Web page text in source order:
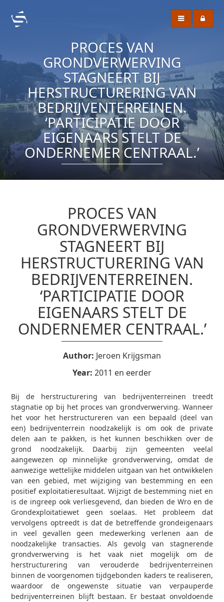
PROCES VAN
GRONDVERWERVING
STAGNEERT BIJ
HERSTRUCTURERING VAN
BEDRIJVENTERREINEN.
‘PARTICIPATIE DOOR
EIGENAARS STELT DE
ONDERNEMER CENTRAAL.’
PROCES VAN
GRONDVERWERVING
STAGNEERT BIJ
HERSTRUCTURERING VAN
BEDRIJVENTERREINEN.
‘PARTICIPATIE DOOR
EIGENAARS STELT DE
ONDERNEMER CENTRAAL.’
Author: Jeroen Krijgsman
Year: 2011 en eerder
Bij de herstructurering van bedrijventerreinen treedt
stagnatie op bij het proces van grondverwerving. Wanneer
het voor het herstructureren van een bepaald (deel van
een) bedrijventerrein noodzakelijk is om ook de private
delen aan te pakken, is het kunnen beschikken over de
grond noodzakelijk. Daarbij zijn gemeenten veelal
aangewezen op minnelijke grondverwerving, omdat de
aanwezige wettelijke middelen uitgaan van het ontwikkelen
van een gebied, met wijziging van bestemming en een
positief exploitatieresultaat. Wijzigt de bestemming niet en
is de ingreep ook verliesgevend, dan bieden de Wro en de
Grondexploitatiewet geen soelaas. Het probleem dat
vervolgens optreedt is dat de betreffende grondeigenaars
in veel gevallen geen medewerking verlenen aan de
noodzakelijke transacties. Als gevolg van stagnerende
grondverwerving is het vaak niet mogelijk om de
herstructurering van verouderde bedrijventerreinen
binnen de voorgenomen tijdgebonden kaders te realiseren,
waardoor de ongewenste situatie van verpauperde
bedrijventerreinen blijft bestaan. Er bestaat onvoldoende